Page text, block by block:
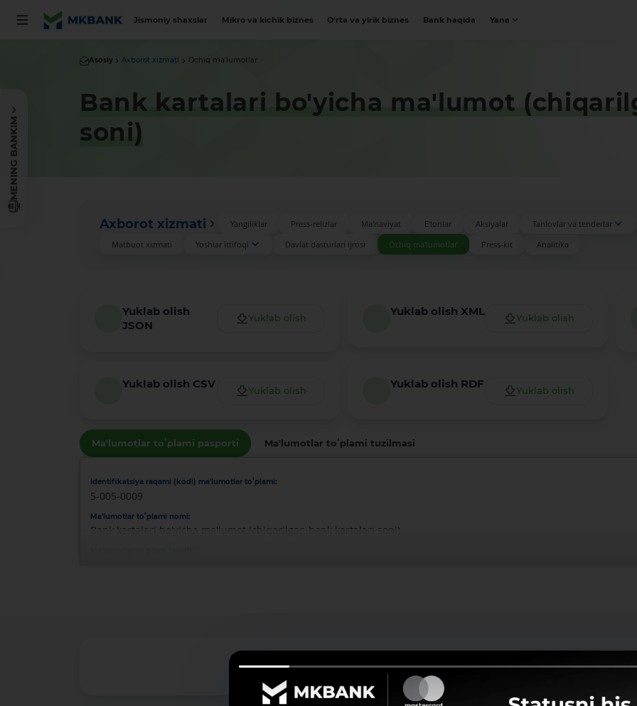
Jismoniy shaxslar Mikro va kichik biznes O‘rta va yirik biznes Bank haqida Yana
MENING BANKIM
Asosiy Axborot xizmati Ochiq ma'lumotlar
Bank kartalari bo'yicha ma'lumot
soni)
Axborot xizmati Yangiliklar Press-relizlar Ma'naviyat E'lonlar Aksiyalar Tanlovlar va tenderlar
Matbuot xizmati
Yoshlar ittifoqi Davlat dasturlari ijrosi Ochiq ma'lumotlar Press-kit Analitika
Yuklab olish
JSON
Yuklab olish
Yuklab olish XML
Yuklab olish
Yuklab olish CSV
Yuklab olish
Yuklab olish RDF
Yuklab olish
Ma'lumotlar toʻplami pasporti Ma'lumotlar toʻplami tuzilmasi
Identifikatsiya raqami (kodi) ma'lumotlar toʻplami:
5-005-0009
Ma'lumotlar toʻplami nomi:
Bank kartalari bo'yicha ma'lumot (chiqarilgan bank kartalari soni)
Ulashish: Facebook Telegram X